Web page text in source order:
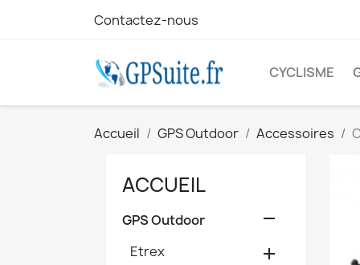
Contactez-nous
CYCLISME
Accueil GPS Outdoor Accessoires
ACCUEIL
GPS Outdoor 
Etrex 